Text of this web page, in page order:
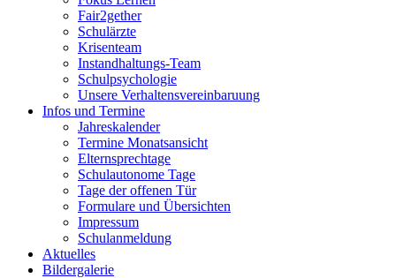
Fair2gether
Schulärzte
Krisenteam
Instandhaltungs-Team
Schulpsychologie
Unsere Verhaltensvereinbaruung
Infos und Termine
Jahreskalender
Termine Monatsansicht
Elternsprechtage
Schulautonome Tage
Tage der offenen Tür
Formulare und Übersichten
Impressum
Schulanmeldung
Aktuelles
Bildergalerie